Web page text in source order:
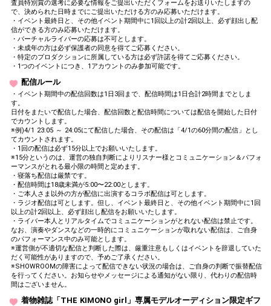
査員特別賞の選考に必要な情報をご提出いただくフォームをお送りいたしますの
で、決められた日時までにご提出いただける方のみ応募いただけます。
・イベント最終日と、その他イベント期間中に1回以上の計2回以上、必ず顔出し配
信ができる方のみ応募いただけます。
・バーチャルライバーの応募は不可とします。
・未成年の方は必ず保護者の同意を得てご応募ください。
・特定のプロダクションに所属している方は必ず許諾を得てご応募ください。
・1つのイベントにつき、1アカウントのみ参加可能です。
配信ルール
・イベント期間中の配信回数は1日3回まで、配信時間は1日合計2時間までとしま
す。
日付をまたいで配信した場合、配信回数と配信時間については配信を開始した日付
でカウントします。
※例)4/1 23:05 ～ 24:05にて配信した場合、その配信は「4/1の60分間の配信」とし
てカウントされます。
・1回の配信は必ず15分以上でお願いいたします。
※15分というのは、運営の独自判断によりリスナー様とコミュニケーション＆パフォ
ーマンスがとれる最小限の時間と定めます。
・寝落ち配信は厳禁です。
・配信時間は18歳未満が5:00〜22:00とします。
・ご本人さま以外の方が配信に出演するコラボ配信は可とします。
・ラジオ配信は可とします。但し、イベント最終日と、その他イベント期間中に1回
以上の計2回以上、必ず顔出し配信をお願いいたします。
・ライバー本人とリアルタイムでコミュニケーションがとれない配信は禁止です。
なお、演奏やダンスなどの一時的にコミュニケーションが取れない配信は、ご自身
のパフォーマンス中のみ可能とします。
※運営側が不適切な配信と判断した際は、厳重注意もしくはイベントを辞退していた
だく可能性がありますので、予めご了承ください。
※SHOWROOMの障害によって配信できない状況の場合は、ご自身の判断で振替配信
を行ってください。お知らせやメッセージによる通知がない限り、代わりの配信時
間はございません。
着物雑誌「THE KIMONO girl」専属モデルオーディション限定ギフ